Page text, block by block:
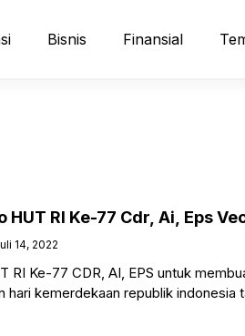
Bisnis Finansial
HUT RI Ke-77 Cdr, Ai, Eps
14, 2022
RI Ke-77 CDR, AI, EPS untuk
hari kemerdekaan republik indonesia